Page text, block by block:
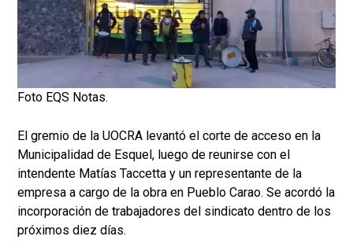
Foto EQS Notas.
El gremio de la UOCRA levantó el corte de acceso en la
Municipalidad de Esquel, luego de reunirse con el
intendente Matías Taccetta y un representante de la
empresa a cargo de la obra en Pueblo Carao. Se acordó la
incorporación de trabajadores del sindicato dentro de los
próximos diez días.